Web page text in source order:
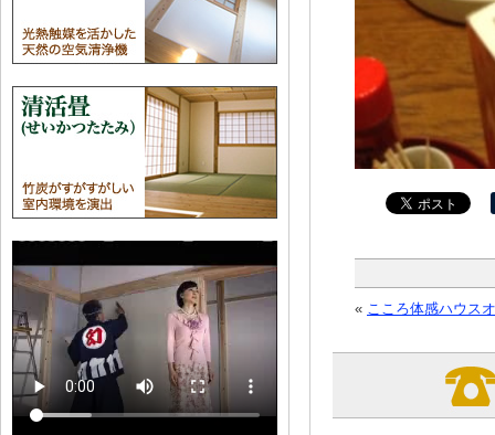
« こころ体感ハウス